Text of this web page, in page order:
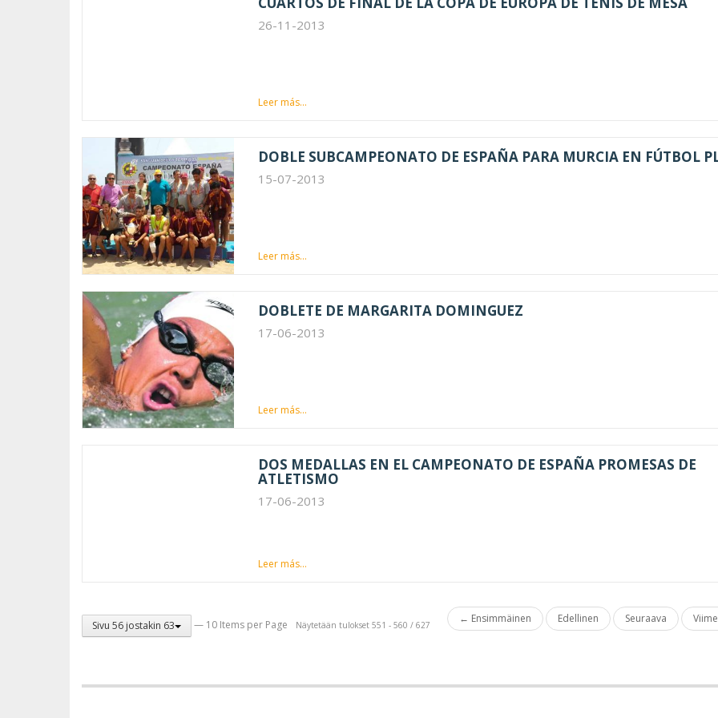
26-11-2013
Leer más...
DOBLE SUBCAMPEONATO DE ESPAÑA PARA MURCIA EN FÚTBOL
15-07-2013
Leer más...
DOBLETE DE MARGARITA DOMINGUEZ
17-06-2013
Leer más...
DOS MEDALLAS EN EL CAMPEONATO DE ESPAÑA PROMESAS DE
ATLETISMO
17-06-2013
Leer más...
Sivu 56 jostakin 63 — 10 Items per Page Näytetään tulokset 551 - 560 / 627 ← Ensimmäinen Edellinen Seuraava